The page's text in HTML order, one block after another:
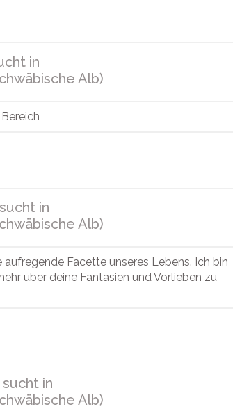
in
Alb)
sucht in
Alb)
aufregende Facette unseres Lebens. Ich bin
über deine Fantasien und Vorlieben zu
sucht in
Alb)